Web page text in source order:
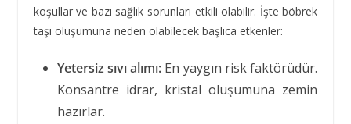
koşullar ve bazı sağlık sorunları etkili olabilir. İşte böbrek
taşı oluşumuna neden olabilecek başlıca etkenler:
Yetersiz sıvı alımı: En yaygın risk faktörüdür.
Konsantre idrar, kristal oluşumuna zemin
hazırlar.